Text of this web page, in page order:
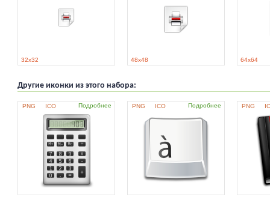
32x32 48x48 64x64
Другие иконки из этого набора:
PNG ICO Подробнее PNG ICO Подробнее PNG